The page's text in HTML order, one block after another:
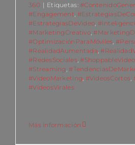
360 | Etiquetas:
#Engagement
#EstrategiasDeVideo
#MarketingCreativo,
#OptimizaciónParaMóviles
#RealidadAumentada
#RedesSociales
#Streaming
#VideoMarketing #VideosCortos
#VideosVirales
Más información